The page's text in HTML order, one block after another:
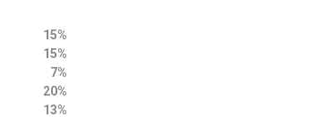
15%
15%
7%
20%
13%